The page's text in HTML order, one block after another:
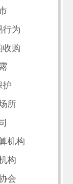
为
购
护
所
机构
构
会